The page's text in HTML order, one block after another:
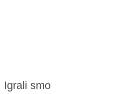
Igrali smo